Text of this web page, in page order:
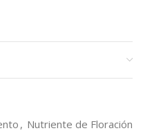
, Nutriente de Floración